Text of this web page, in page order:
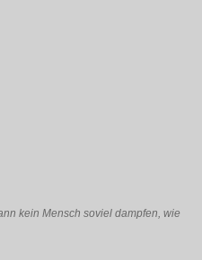
kein Mensch soviel dampfen, wie